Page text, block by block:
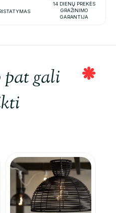
14 DIENŲ PREKĖS
GRAŽINIMO
GARANTIJA
pat gali